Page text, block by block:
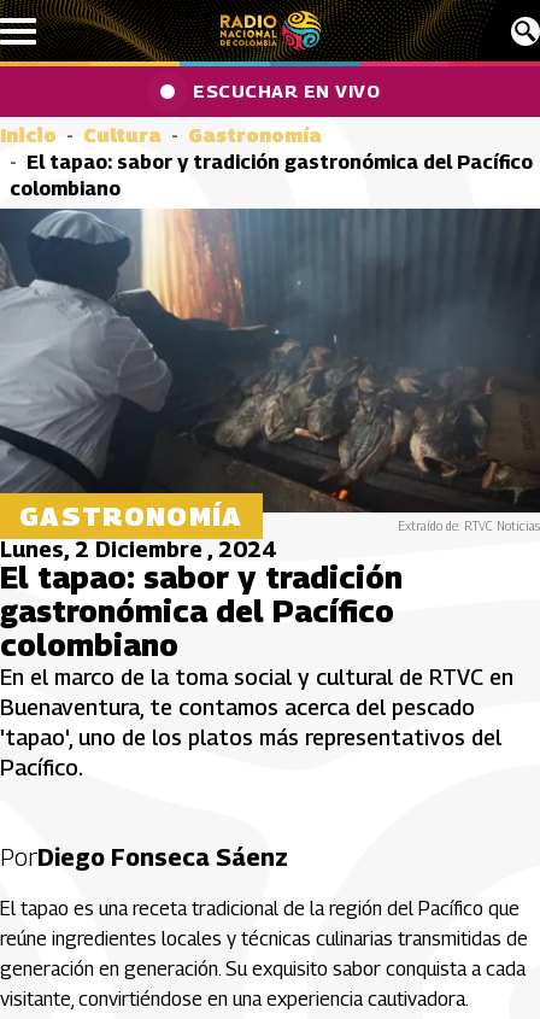
Pasar al contenido principal
ESCUCHAR EN VIVO
Inicio Cultura
Gastronomía
El tapao: sabor y tradición gastronómica del Pacífico
colombiano
GASTRONOMÍA Extraído de: RTVC Noticias
Lunes, 2 Diciembre , 2024
El tapao: sabor y tradición
gastronómica del Pacífico
colombiano
En el marco de la toma social y cultural de RTVC en
Buenaventura, te contamos acerca del pescado
'tapao', uno de los platos más representativos del
Pacífico.
PorDiego Fonseca Sáenz
El tapao es una receta tradicional de la región del Pacífico que
reúne ingredientes locales y técnicas culinarias transmitidas de
generación en generación. Su exquisito sabor conquista a cada
visitante, convirtiéndose en una experiencia cautivadora.